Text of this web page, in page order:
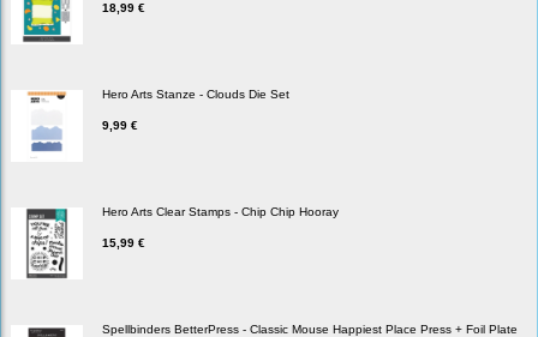
18,99 €
Hero Arts Stanze - Clouds Die Set
9,99 €
Hero Arts Clear Stamps - Chip Chip Hooray
15,99 €
Spellbinders BetterPress - Classic Mouse Happiest Place Press + Foil Plate